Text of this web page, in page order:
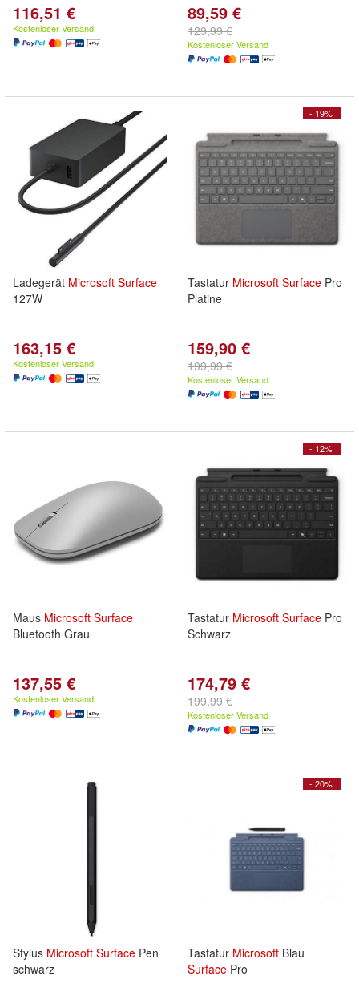
116,51 €
Kostenloser Versand
89,59 €
129,99 €
Kostenloser Versand
Ladegerät Microsoft Surface
127W
163,15 €
Kostenloser Versand
- 19%
Tastatur Microsoft Surface Pro
Platine
159,90 €
199,99 €
Kostenloser Versand
Maus Microsoft Surface
Bluetooth Grau
137,55 €
Kostenloser Versand
- 12%
Tastatur Microsoft Surface Pro
Schwarz
174,79 €
199,99 €
Kostenloser Versand
Stylus Microsoft Surface Pen
schwarz
- 20%
Tastatur Microsoft Blau
Surface Pro